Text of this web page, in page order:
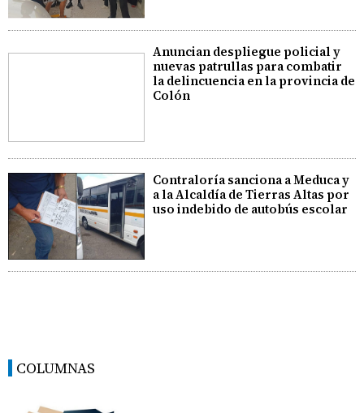
Anuncian despliegue policial y
nuevas patrullas para combatir
la delincuencia en la provincia de
Colón
Contraloría sanciona a Meduca y
a la Alcaldía de Tierras Altas por
uso indebido de autobús escolar
COLUMNAS